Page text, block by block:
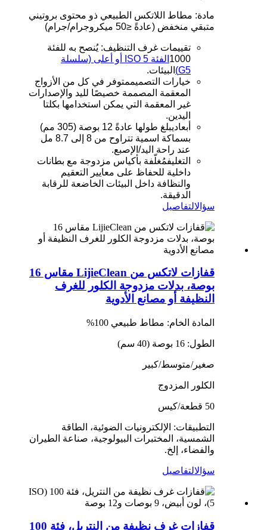
مادة: مطاط اللاتكس الطبيعي ذو محتوى بروتيني
متبقي منخفض (عادةً ≤50 ميكروجرام/جرام)
تقييمات غرف التنظيف: يُنصح به للفئة
1000
الفئة ISO 5 أو أعلى (سلسلة
G5) البيئات.
خيارات التصميممتوفر في كل من الأزواج
المعقمة المصممة خصيصًا لليد والإصدارات
غير المعقمة التي يمكن استخدامها بكلتا
اليدين.
أبعاد
يبلغ طولها عادةً 12 بوصة (305 مم)
بسماكة اسمية تتراوح من 8 إلى 8.7 مل
عند راحة اليد/الإصبع.
التغليفمُغلّفة بأكياس مزدوجة مع بطانات
داخلية للحفاظ على معايير التعقيم
والنظافة داخل البيئات الخاضعة للرقابة
الدقيقة.
سؤالالتفاصيل
قفازات لاتكس من LijieClean مقاس 16
بوصة، بدلات مزدوجة الكلور للغرف
النظيفة أو مصانع الأدوية
المادة الخام: مطاط طبيعي 100%
الطول: 16 بوصة (40 سم)
صغير/متوسط/كبير
الكلور المزدوج
50 قطعة/كيس
التطبيقات: الإلكترونيات الضوئية، الطاقة
الشمسية، المختبرات البيولوجية، صناعة الطيران
والفضاء، إلخ.
سؤالالتفاصيل
قفازات غرف نظيفة من النتريل، فئة 100